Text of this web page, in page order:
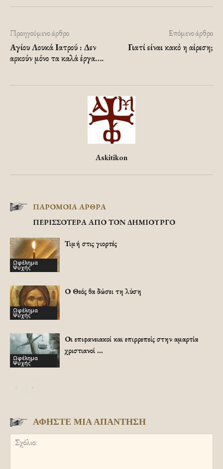
Προηγούμενο άρθρο
Αγίου Λουκά Ιατρού : Δεν
αρκούν μόνο τα καλά έργα….
Επόμενο άρθρο
Γιατί είναι κακό η αίρεση;
Askitikon
ΠΑΡΟΜΟΙΑ ΑΡΘΡΑ
ΠΕΡΙΣΣΟΤΕΡΑ ΑΠΟ ΤΟΝ ΔΗΜΙΟΥΡΓΟ
Ωφέλημα
Ψυχής
Τιμή στις γιορτές
Ωφέλημα
Ψυχής
Ο Θεός θα δώσει τη λύση
Ωφέλημα
Ψυχής
Οι επιφανειακοί και επιρρεπείς στην αμαρτία
χριστιανοί …
ΑΦΗΣΤΕ ΜΙΑ ΑΠΑΝΤΗΣΗ